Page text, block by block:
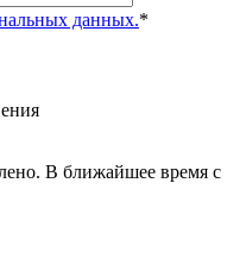
данных.*
В ближайшее время с